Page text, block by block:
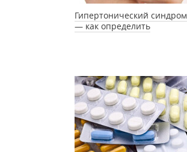
Гипертонический синдром
— как определить